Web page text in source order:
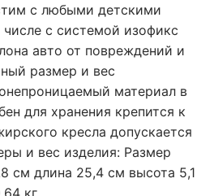
с любыми детскими
с системой изофикс
авто от повреждений и
размер и вес
материал в
для хранения крепится к
кресла допускается
и вес изделия: Размер
см длина 25,4 см высота 5,1
кг.